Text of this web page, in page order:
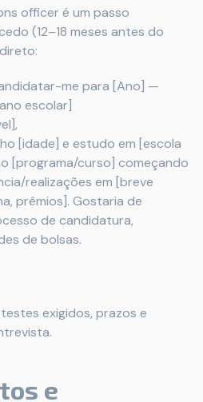
officer é um passo
(12–18 meses antes do
me para [Ano] —
escolar]
[idade] e estudo em [escola
[programa/curso] começando
realizações em [breve
prêmios]. Gostaria de
de candidatura,
de bolsas.
exigidos, prazos e
e